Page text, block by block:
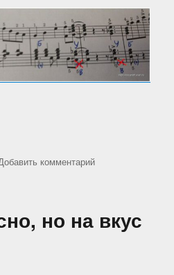
комментарийк
но на вкус